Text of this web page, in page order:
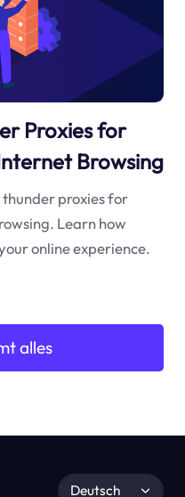
Proxies for
Browsing
proxies for
Learn how
online experience.
alles
Deutsch